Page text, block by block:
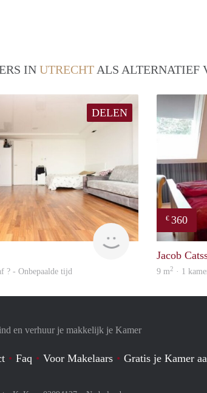
IN UTRECHT ALS ALTERNATIEF
DELEN
finder
? - Onbepaalde tijd
€ 360
Jacob
9 m2 · 1
en verhuur je makkelijk je Kamer
Faq Voor Makelaars Gratis je Kamer